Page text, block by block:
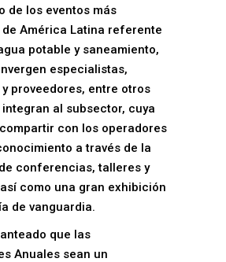
de los eventos más
América Latina referente
potable y saneamiento,
especialistas,
proveedores, entre otros
al subsector, cuya
con los operadores
a través de la
conferencias, talleres y
como una gran exhibición
de vanguardia.
que las
Anuales sean un